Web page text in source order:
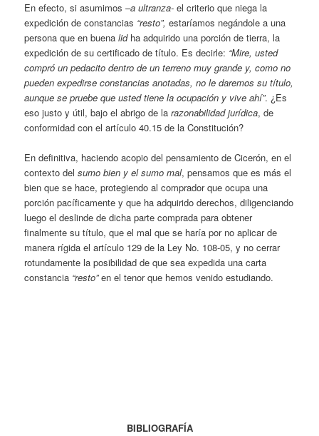
En efecto, si asumimos–a ultranza- el criterio que niega la
expedición de constancias “resto”,estaríamos negándole a una
persona que en buenalidha adquirido una porción de tierra, la
expedición de su certificado de título. Es decirle: “Mire, usted
compró un pedacito dentro de un terreno muy grande y, como no
pueden expedirse constancias anotadas, no le daremos su título,
aunque se pruebe que usted tiene la ocupación y vive ahí”. ¿Es
eso justo y útil, bajo el abrigo de larazonabilidad jurídica, de
conformidad con el artículo 40.15 de la Constitución?
En definitiva, haciendo acopio del pensamiento de Cicerón, en el
contexto delsumo bien y el sumo mal, pensamos que es más el
bien que se hace, protegiendo al comprador que ocupa una
porción pacíficamente y que ha adquirido derechos, diligenciando
luego el deslinde de dicha parte comprada para obtener
finalmente su título, que el mal que se haría por no aplicar de
manera rígida el artículo 129 de la Ley No. 108-05, y no cerrar
rotundamente la posibilidad de que sea expedida una carta
constancia “resto”en el tenor que hemos venido estudiando.
BIBLIOGRAFÍA